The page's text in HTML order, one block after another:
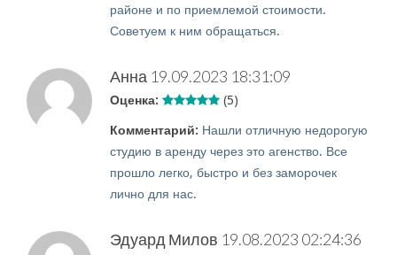
районе и по приемлемой стоимости.
Советуем к ним обращаться.
Анна 19.09.2023 18:31:09
Оценка: (5)
Комментарий: Нашли отличную недорогую
студию в аренду через это агенство. Все
прошло легко, быстро и без заморочек
лично для нас.
Эдуард Милов 19.08.2023 02:24:36